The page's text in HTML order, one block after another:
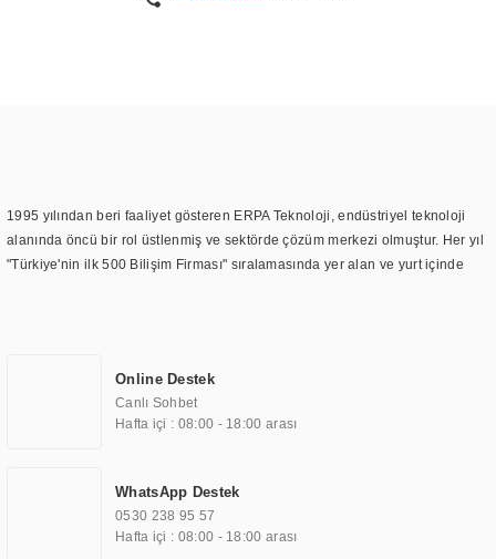
1995 yılından beri faaliyet gösteren ERPA Teknoloji, endüstriyel teknoloji
alanında öncü bir rol üstlenmiş ve sektörde çözüm merkezi olmuştur. Her yıl
"Türkiye'nin ilk 500 Bilişim Firması" sıralamasında yer alan ve yurt içinde
TOCHI markası altında kendi ürettiği ürünlerde kullanmıştır. Günümüzde
TOCHI; videowall, digital signage, kiosk, totem, akıllı durak ekranı, araç içi
ekran, asansör ekranı, digital menüboard, marin ekran, medikal ekran,
ekranları, endüstriyel ekranlar, kapı önü bilgi ekranları, panel PC,
endüstriyel Panel PC, mini PC, endüstriyel mini PC ve akıllı bina sistemleri
gibi çözümleri 4.5" ile 110” boyutları arasında üretebilirken, ayrıca standart
Online Destek
Canlı Sohbet
Hafta içi : 08:00 - 18:00 arası
WhatsApp Destek
0530 238 95 57
Hafta içi : 08:00 - 18:00 arası